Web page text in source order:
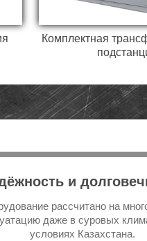
Комплектная
и
рассчитано на
даже в суровых
условиях Казахстана.